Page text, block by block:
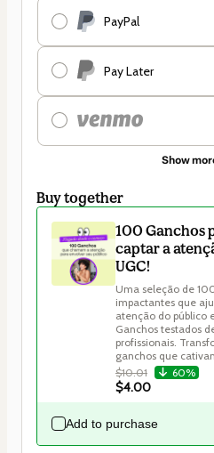
PayPal
Pay Later
Show
Buy together
100 Ganchos
captar a
UGC!
Uma seleção de
impactantes que
atenção do público
Ganchos testados
profissionais.
ganchos que
$10.01
60%
$4.00
Add to purchase